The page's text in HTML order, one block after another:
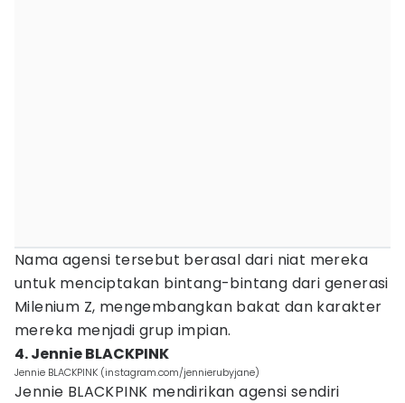
Nama agensi tersebut berasal dari niat mereka
untuk menciptakan bintang-bintang dari generasi
Milenium Z, mengembangkan bakat dan karakter
mereka menjadi grup impian.
4. Jennie BLACKPINK
Jennie BLACKPINK (instagram.com/jennierubyjane)
Jennie BLACKPINK mendirikan agensi sendiri